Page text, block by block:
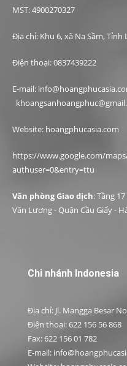
MST: 4900270327
Địa chỉ: Khu 6, xã Na Sầm, Tỉnh
Điện thoại: 0837439222
E-mail:
Website: hoangphucasia.com
https://www.google.com/maps/
authuser=0&entry=ttu
Văn phòng Giao dịch: Tầng
Văn Lương - Quận Cầu Giấy -
Chi nhánh Indonesia
Địa chỉ: Jl. Mangga Besar
Điện thoại: 622 156 56 868
Fax: 622 156 01 782
E-mail: